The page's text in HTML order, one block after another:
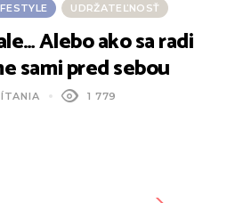
UDRŽATEĽNOSŤ
Alebo ako sa radi
sami pred sebou
1 779